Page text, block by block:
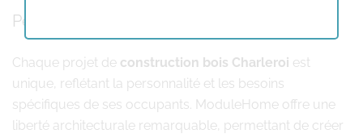
Personnalisation et flexibilité architecturale
Chaque projet de construction bois Charleroi est
unique, reflétant la personnalité et les besoins
spécifiques de ses occupants. ModuleHome offre une
liberté architecturale remarquable, permettant de créer